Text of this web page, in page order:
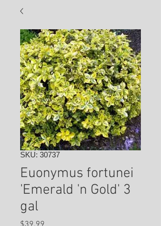
SKU: 30737
Euonymus fortunei
'Emerald 'n Gold' 3
gal